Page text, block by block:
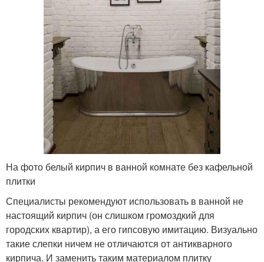
На фото белый кирпич в ванной комнате без кафельной
плитки
Специалисты рекомендуют использовать в ванной не
настоящий кирпич (он слишком громоздкий для
городских квартир), а его гипсовую имитацию. Визуально
такие слепки ничем не отличаются от антикварного
кирпича. И заменить таким материалом плитку